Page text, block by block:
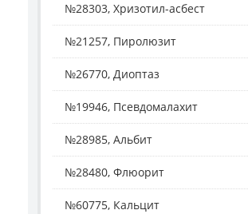
№28303, Хризотил-асбест
№21257, Пиролюзит
№26770, Диоптаз
№19946, Псевдомалахит
№28985, Альбит
№28480, Флюорит
№60775, Кальцит